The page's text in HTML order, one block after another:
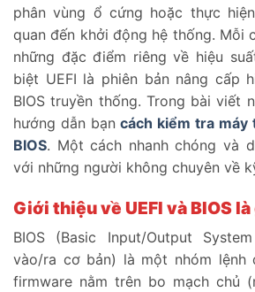
phân vùng ổ cứng hoặc thực
quan đến khởi động hệ thống. Mỗi
những đặc điểm riêng về hiệu
biệt UEFI là phiên bản nâng cấp
BIOS truyền thống. Trong bài viết
hướng dẫn bạncách kiểm tra máy
BIOS. Một cách nhanh chóng và
với những người không chuyên về
Giới thiệu về UEFI và BIOS là
BIOS (Basic Input/Output
vào/ra cơ bản) là một nhóm lệnh
firmware nằm trên bo mạch chủ